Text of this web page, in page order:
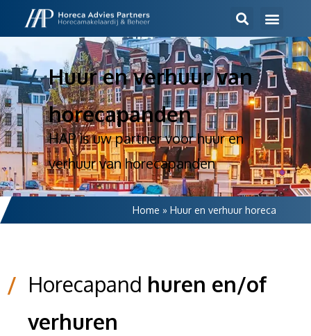
/ Huur en verhuur van
horecapanden
HAP is uw partner voor huur en
verhuur van horecapanden
Home » Huur en verhuur horeca
/ Horecapand huren en/of
verhuren